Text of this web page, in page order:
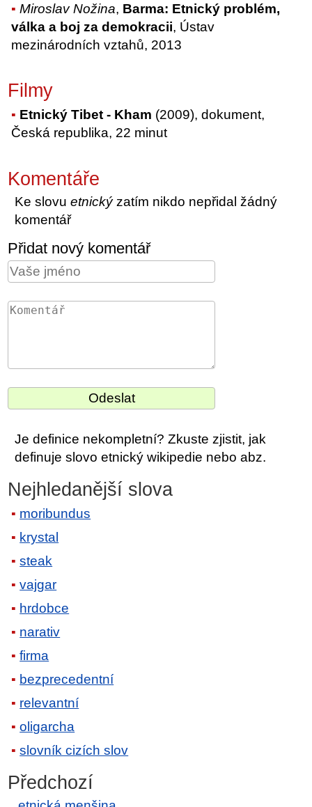
Miroslav Nožina, Barma: Etnický problém,
válka a boj za demokracii, Ústav
mezinárodních vztahů, 2013
Filmy
Etnický Tibet - Kham (2009), dokument,
Česká republika, 22 minut
Komentáře
Ke slovuetnickýzatím nikdo nepřidal žádný
komentář
Přidat nový komentář
Je definice nekompletní? Zkuste zjistit, jak
definuje slovo etnický wikipedie nebo abz.
Nejhledanější slova
moribundus
krystal
steak
vajgar
hrdobce
narativ
firma
bezprecedentní
relevantní
oligarcha
slovník cizích slov
Předchozí